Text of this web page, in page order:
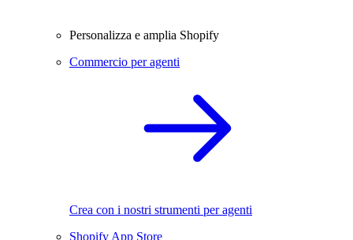
Personalizza e amplia Shopify
Commercio per agenti
Crea con i nostri strumenti per agenti
Shopify App Store